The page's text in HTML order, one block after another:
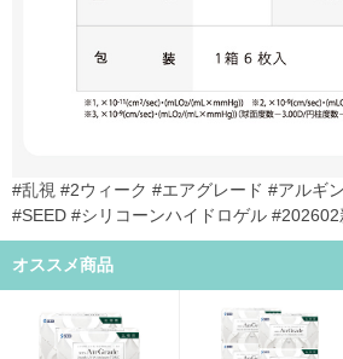
#乱視 #2ウィーク #エアグレード #アルギ
#SEED #シリコーンハイドロゲル #202602
オススメ商品